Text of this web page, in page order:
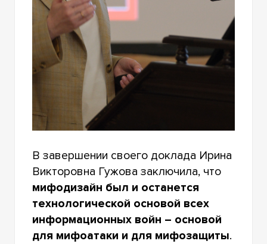
В завершении своего доклада Ирина
Викторовна Гужова заключила, что
мифодизайн был и останется
технологической основой всех
информационных войн – основой
для мифоатаки и для мифозащиты.